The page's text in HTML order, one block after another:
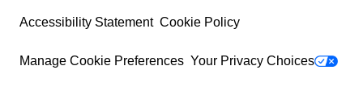
Accessibility Statement Cookie Policy
Manage Cookie Preferences Your Privacy Choices